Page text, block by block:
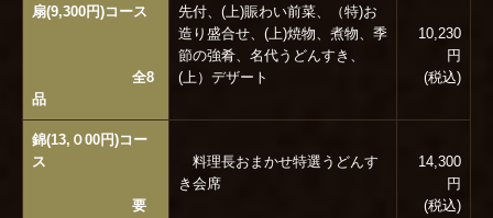
扇(9,300円)コース
全8
品
先付、(上)賑わい前菜、（特)お
造り盛合せ、(上)焼物、煮物、季
節の強肴、名代うどんすき、
(上）デザート
10,230
円
(税込)
錦(13,０00円)コー
ス
要
料理長おまかせ特選うどんす
き会席
14,300
円
(税込)